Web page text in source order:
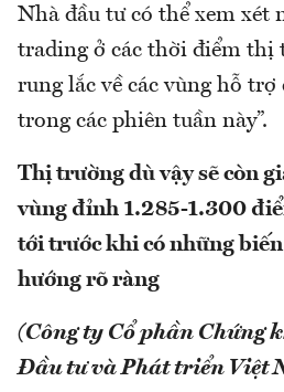
Nhà đầu tư có thể xem xét
trading ở các thời điểm thị
rung lắc về các vùng hỗ trợ
trong các phiên tuần này”.
Thị trường dù vậy sẽ còn
vùng đỉnh 1.285-1.300
tới trước khi có những
hướng rõ ràng
(Công ty Cổ phần Chứng
Đầu tư và Phát triển Việt